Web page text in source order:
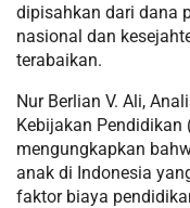
dipisahkan dari dana
nasional dan
terabaikan.
Nur Berlian V. Ali,
Kebijakan Pendidikan
mengungkapkan
anak di Indonesia
faktor biaya